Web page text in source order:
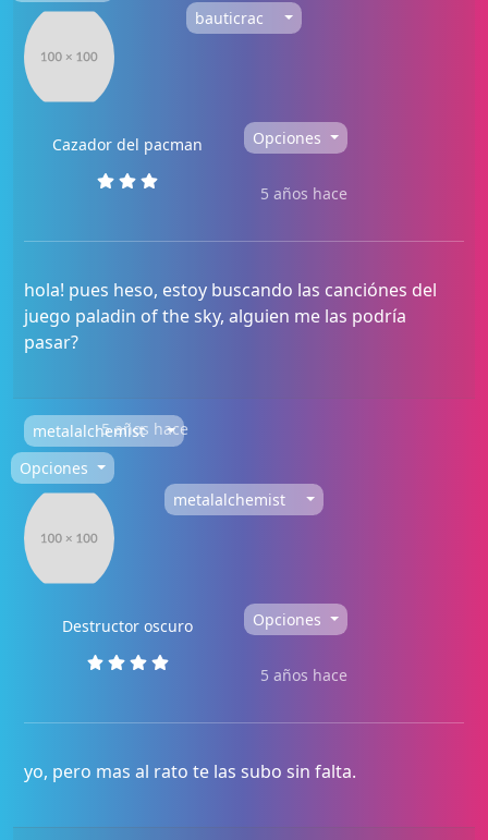
bauticrac
Cazador del pacman Opciones
5 años hace
hola! pues heso, estoy buscando las canciónes del
juego paladin of the sky, alguien me las podría
pasar?
metalalchemist5 años hace
Opciones
metalalchemist
Destructor oscuro Opciones
5 años hace
yo, pero mas al rato te las subo sin falta.